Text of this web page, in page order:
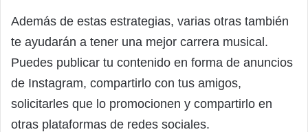
Además de estas estrategias, varias otras también
te ayudarán a tener una mejor carrera musical.
Puedes publicar tu contenido en forma de anuncios
de Instagram, compartirlo con tus amigos,
solicitarles que lo promocionen y compartirlo en
otras plataformas de redes sociales.